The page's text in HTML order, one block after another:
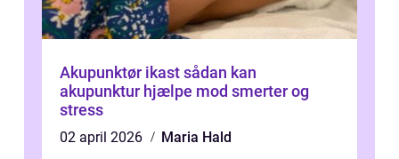
Akupunktør ikast sådan kan
akupunktur hjælpe mod smerter og
stress
02 april 2026
Maria Hald